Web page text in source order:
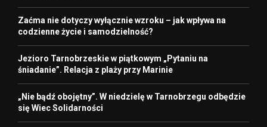
Zaćma nie dotyczy wyłącznie wzroku – jak wpływa na
codzienne życie i samodzielność?
Jezioro Tarnobrzeskie w piątkowym „Pytaniu na
śniadanie”. Relacja z plaży przy Marinie
„Nie bądź obojętny”. W niedzielę w Tarnobrzegu odbędzie
się Wiec Solidarności